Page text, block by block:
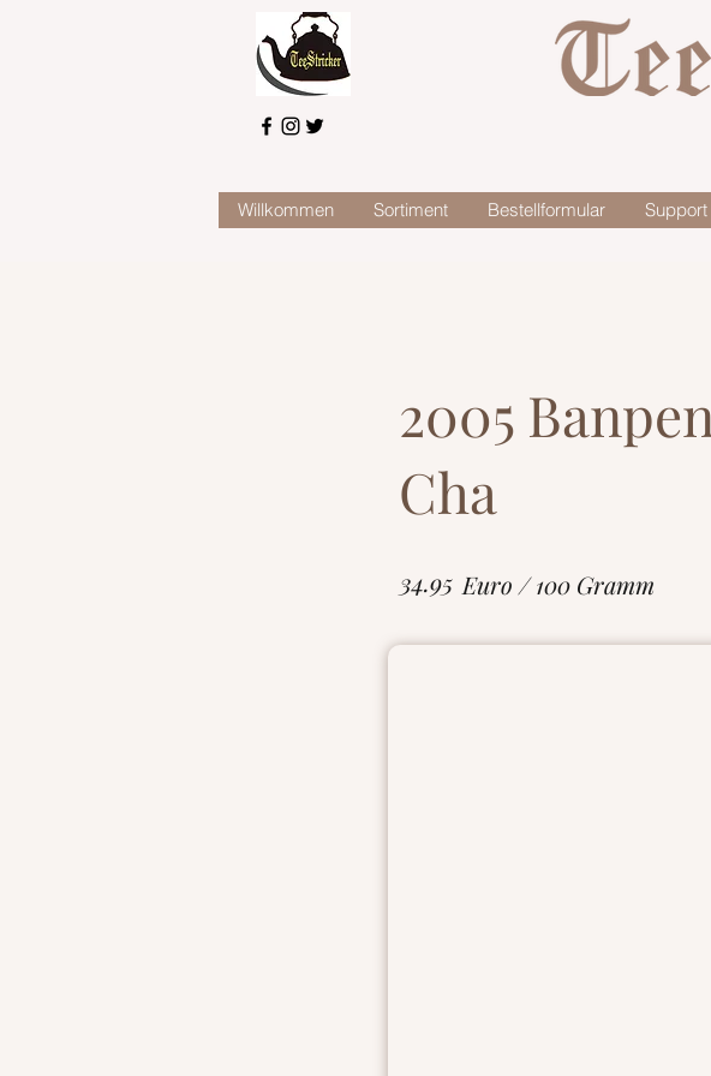
Willkommen Sortiment Bestellformular Support
2005
Cha
34.95 Euro / 100 Gramm